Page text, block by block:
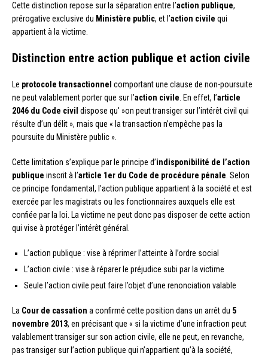
Cette distinction repose sur la séparation entre l’action publique,
prérogative exclusive du Ministère public, et l’action civile qui
appartient à la victime.
Distinction entre action publique et action civile
Le protocole transactionnel comportant une clause de non-poursuite
ne peut valablement porter que sur l’action civile. En effet, l’article
2046 du Code civil dispose qu' »on peut transiger sur l’intérêt civil qui
résulte d’un délit », mais que « la transaction n’empêche pas la
poursuite du Ministère public ».
Cette limitation s’explique par le principe d’indisponibilité de l’action
publique inscrit à l’article 1er du Code de procédure pénale. Selon
ce principe fondamental, l’action publique appartient à la société et est
exercée par les magistrats ou les fonctionnaires auxquels elle est
confiée par la loi. La victime ne peut donc pas disposer de cette action
qui vise à protéger l’intérêt général.
L’action publique : vise à réprimer l’atteinte à l’ordre social
L’action civile : vise à réparer le préjudice subi par la victime
Seule l’action civile peut faire l’objet d’une renonciation valable
La Cour de cassation a confirmé cette position dans un arrêt du 5
novembre 2013, en précisant que « si la victime d’une infraction peut
valablement transiger sur son action civile, elle ne peut, en revanche,
pas transiger sur l’action publique qui n’appartient qu’à la société,